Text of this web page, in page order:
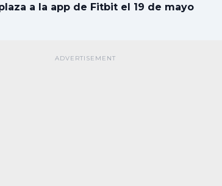
a la app de Fitbit el 19 de mayo